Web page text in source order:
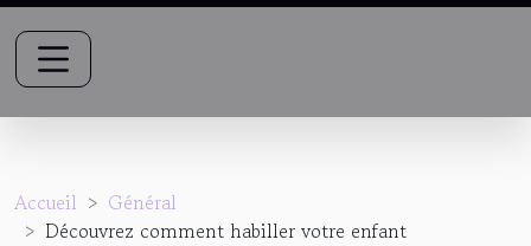
Accueil
Général
Découvrez comment habiller votre enfant